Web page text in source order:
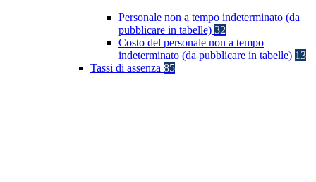
Personale non a tempo indeterminato (da
pubblicare in tabelle) 32
Costo del personale non a tempo
indeterminato (da pubblicare in tabelle) 13
Tassi di assenza 85